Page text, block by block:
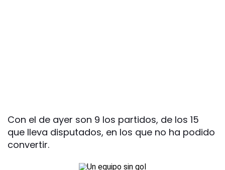
Con el de ayer son 9 los partidos, de los 15
que lleva disputados, en los que no ha podido
convertir.